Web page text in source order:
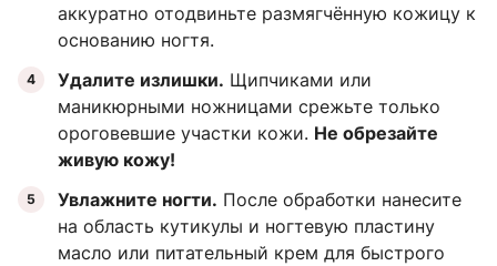
аккуратно отодвиньте размягчённую кожицу к
основанию ногтя.
Удалите излишки. Щипчиками или
маникюрными ножницами срежьте только
ороговевшие участки кожи. Не обрезайте
живую кожу!
Увлажните ногти. После обработки нанесите
на область кутикулы и ногтевую пластину
масло или питательный крем для быстрого